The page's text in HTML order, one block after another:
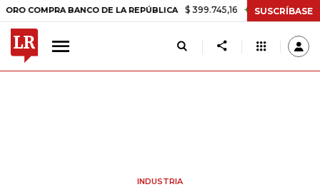
BANCO DE LA REPÚBLICA $ 399.745,16 +$ 2.295,71 +0,58%
SUSCRÍBASE
INDUSTRIA